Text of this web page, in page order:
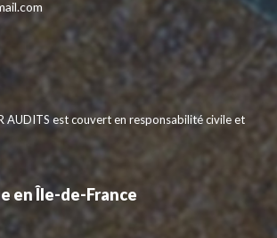
en Île-de-France
AUDITS est couvert en responsabilité civile et